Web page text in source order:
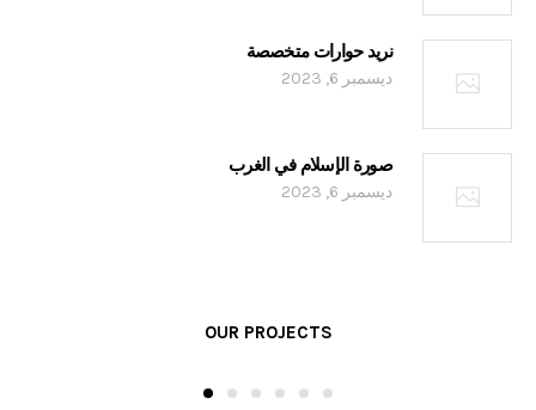
نريد حوارات متخصصة
ديسمبر 6, 2023
صورة الإسلام في الغرب
ديسمبر 6, 2023
OUR PROJECTS